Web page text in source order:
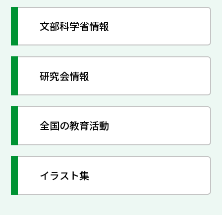
文部科学省情報
研究会情報
全国の教育活動
イラスト集